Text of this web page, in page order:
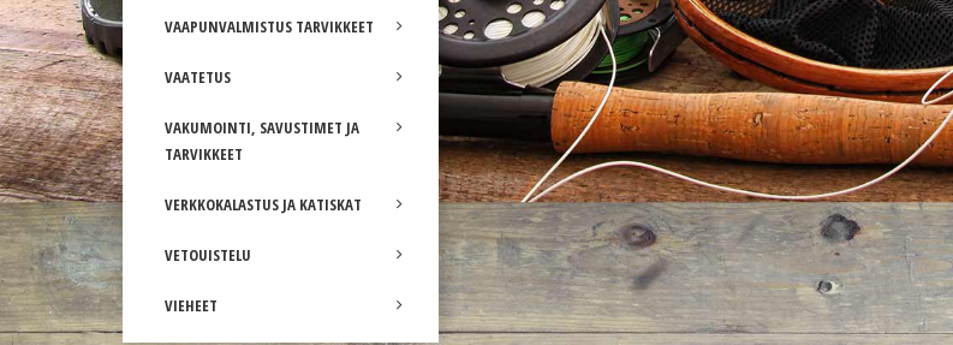
VAAPUNVALMISTUS TARVIKKEET
VAATETUS
VAKUMOINTI, SAVUSTIMET JA
TARVIKKEET
VERKKOKALASTUS JA KATISKAT
VETOUISTELU
VIEHEET